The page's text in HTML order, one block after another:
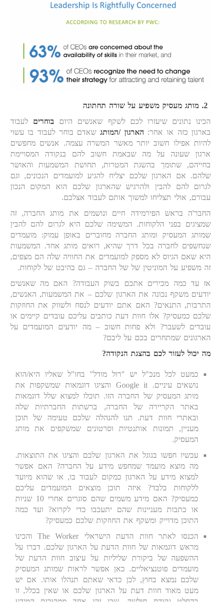
מותג מעסיק משפיע על שורה תחתונה
הכינו נתונים שיעזרו לכם לשקף שאנשים היום בוחרים לעבוד
בארגון כזה או אחר: הארגון /המותג שאדם בוחר לעבוד בו עשוי
להיות אפילו חשוב יותר מאשר המשרה עצמה. אנשים מחפשים
ארגון שעונה על מה שבאמת חשוב להם בנקודה המסויימת
בחייהם, שתומך בהשגת המטרות, תחושת המשמעות והאושר
שלהם. אם הארגון שלכם יצליח להגיע למועמדים הנכונים, וגם
לגרום להם להבין ולהרגיש שהארגון שלכם הוא המקום הנכון
עבורם, אולי תצליחו למשוך אותם לעבוד אצלכם.
החבר'ה בראש הפירמידה חיים ונושמים את מותג החברה, זה
שמציגים בפני הלקוחות. המשימה שלכם היא לגרום להם להבין
שמותג המעסיק ומותג החברה מחוברים באופן עמוק: מועמדים
שנחשפים לחברה בכל דרך שהיא, רואים מותג אחד. המשמעות
היא שאם הגיוס לא מספק למועמדים את החוויה שלה הם מצפים,
זה משפיע על המוניטין של של החברה – גם בהיבט של לקוחות.
אז עד כמה מכירים אתכם בשוק העבודה? האם מה שאנשים
יודעים משקף נכונה את הארגון שלכם – את המשמעות, האנשים,
התרבות, התנאים? האם אתם יודעים לנסח ולשווק את החוזקות
שלכם כמעסיק? אלו חוות דעת כותבים עליכם עובדים קיימים או
עובדים לשעבר? ולא פחות חשוב – מה יודעים המועמדים על
הארגונים שמתחרים בכם על ליבם?
מה יכול לעזור לכם בהצגת הנקודה?
כמעט לכל מנכ"ל יש "רול מודל" בחו"ל שאליו היא/הוא
נושאים עיניים. Google it והציגו דוגמאות שמשקפות את
מותג המעסיק של החברה הזו. תוכלו למצוא שלל דוגמאות
באתר הקריירה של החברה, ברשתות החברתיות שלה
ובאתרי חוות דעת. תנו להנהלה שלכם טעימה של תוכן
מעניין, תמונות אותנטיות וסרטונים שמשקפים את מותג
המעסיק.
עכשיו חפשו בגוגל את הארגון שלכם והציגו את התוצאות.
מה מוצא מועמד שמחפש מידע על החברה? האם אפשר
למצוא מידע על הארגון כמקום לעבוד בו, או שהוא מיועד
ללקוחות בלבד? איזה תוכן מוצאים המועמדים עליכם
כמעסיק? האם מידע משמים שהם סוגרים אחרי 10 שניות
או כתבות מעניינות שהם יתעכבו כדי לקרוא? ועד כמה
התוכן מדוייק ומשקף את החוזקות שלכם כמעסיק?
הכנסו לאתר חוות הדעת הישראלי The Worker והכינו
מראש דוגמאות של חוות הדעת על הארגון שלכם. דברו על
ההשפעה של ביקורת שליליות על עיצוב חוות הדעת של
מועמדים פוטנציאליים. כאן אפשר לראות שמותג המעסיק
שלכם נמצא בחוץ, לכן כדאי שאתם תנהלו אותו. אם יש
מעט מאוד חוות דעת על הארגון שלכם או שאין בכלל, זו